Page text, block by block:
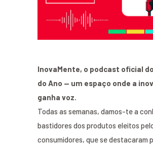
InovaMente, o podcast oficial
do Ano — um espaço onde a
ganha voz.
Todas as semanas, damos-te a
bastidores dos produtos eleitos
consumidores, que se destacaram